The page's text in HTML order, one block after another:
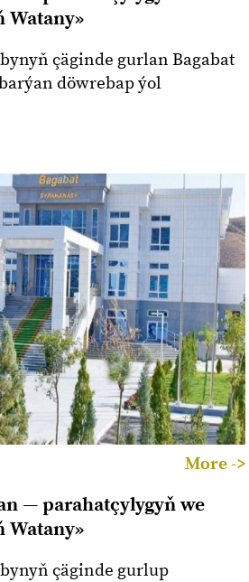
Watany»
çäginde gurlan Bagabat
döwrebap ýol
More ->
— parahatçylygyň we
Watany»
çäginde gurlup